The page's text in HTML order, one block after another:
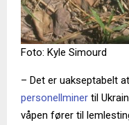
Foto: Kyle Simourd
– Det er uakseptabelt
personellminer til
våpen fører til